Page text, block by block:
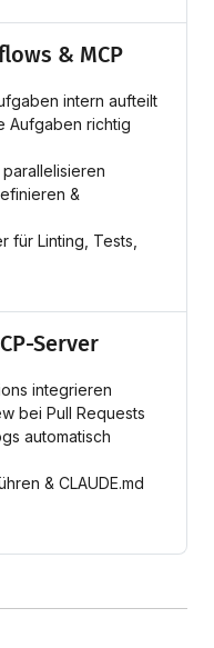
& MCP
intern aufteilt
Aufgaben richtig
&
für Linting, Tests,
Server
integrieren
bei Pull Requests
automatisch
& CLAUDE.md